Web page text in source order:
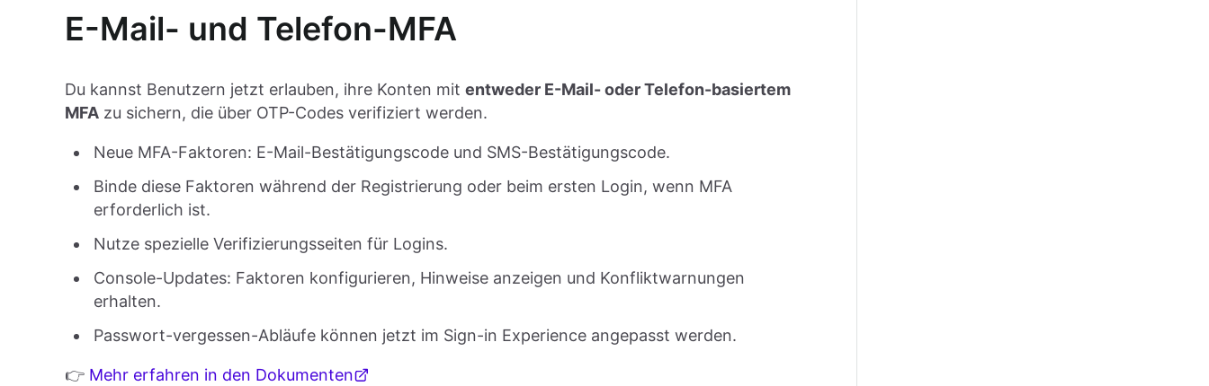
E-Mail- und Telefon-MFA
Du kannst Benutzern jetzt erlauben, ihre Konten mit entweder E-Mail- oder Telefon-basiertem
MFA zu sichern, die über OTP-Codes verifiziert werden.
Neue MFA-Faktoren: E-Mail-Bestätigungscode und SMS-Bestätigungscode.
Binde diese Faktoren während der Registrierung oder beim ersten Login, wenn MFA
erforderlich ist.
Nutze spezielle Verifizierungsseiten für Logins.
Console-Updates: Faktoren konfigurieren, Hinweise anzeigen und Konfliktwarnungen
erhalten.
Passwort-vergessen-Abläufe können jetzt im Sign-in Experience angepasst werden.
👉 Mehr erfahren in den Dokumenten